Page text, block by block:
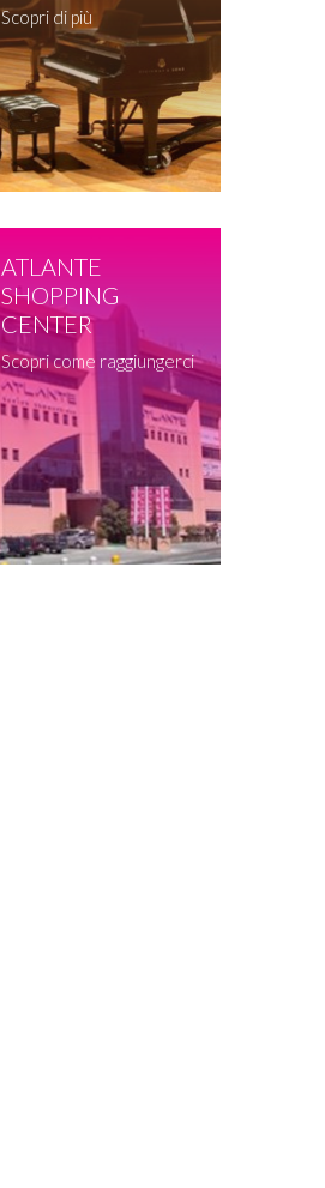
Scopri di più
ATLANTE
SHOPPING
CENTER
Scopri come raggiungerci